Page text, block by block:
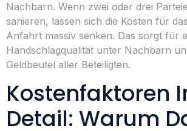
Nachbarn. Wenn zwei oder drei
sanieren, lassen sich die Kosten für
Anfahrt massiv senken. Das sorgt für
Handschlagqualität unter Nachbarn
Geldbeutel aller Beteiligten.
Kostenfaktoren
Detail: Warum